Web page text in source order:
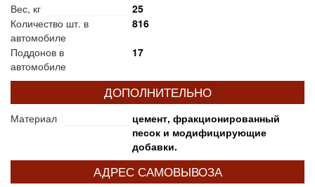
Вес, кг
25
Количество шт. в
автомобиле
816
Поддонов в
автомобиле
17
ДОПОЛНИТЕЛЬНО
Материал
цемент, фракционированный
песок и модифицирующие
добавки.
АДРЕС САМОВЫВОЗА